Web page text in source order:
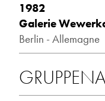
1982
Galerie
Berlin - Allemagne